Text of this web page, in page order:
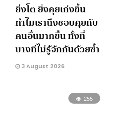
ยิ่งโต ยิ่งคุยเก่งขึ้น
ทำไมเราถึงชอบคุยกับ
คนอื่นมากขึ้น ทั้งที่
บางทีไม่รู้จักกันด้วยซ้ำ
3 August 2026
255